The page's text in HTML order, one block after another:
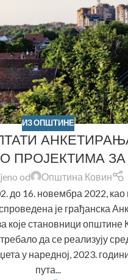
ИЗ ОПШТИНЕ
ПРОЈЕКТИМА ЗА
od
Општина Ковин
до 16. новембра 2022, као
је грађанска
које становници општине
да се реализују
у наредној, 2023.
пута...